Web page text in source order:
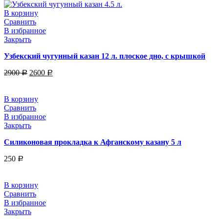
В корзину
Сравнить
В избранное
Закрыть
Узбекский чугунный казан 12 л. плоское дно, с крышкой
2900Р 2600 Р
В корзину
Сравнить
В избранное
Закрыть
Силиконовая прокладка к Афганскому казану 5 л
250 Р
В корзину
Сравнить
В избранное
Закрыть